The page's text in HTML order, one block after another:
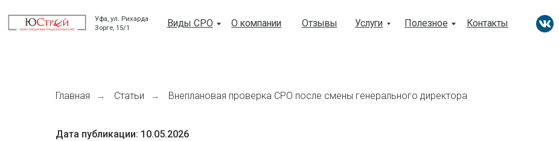
Контакты
Полезное
Услуги
Уфа, ул. Рихарда
Зорге, 15/1
Отзывы
О компании
Виды СРО
Главная → Статьи → Внеплановая проверка СРО после смены генерального директора
Дата публикации: 10.05.2026